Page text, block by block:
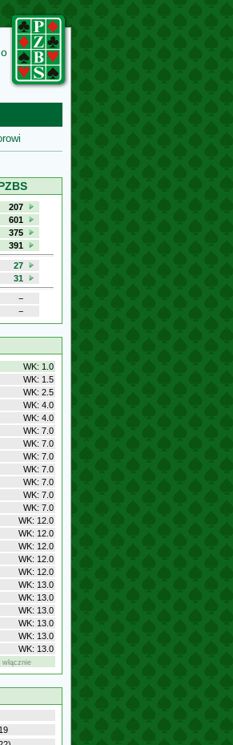
207
601
375
391
27
31
−
−
WK: 1.0
WK: 1.5
WK: 2.5
WK: 4.0
WK: 4.0
WK: 7.0
WK: 7.0
WK: 7.0
WK: 7.0
WK: 7.0
WK: 7.0
WK: 7.0
WK: 12.0
WK: 12.0
WK: 12.0
WK: 12.0
WK: 12.0
WK: 13.0
WK: 13.0
WK: 13.0
WK: 13.0
WK: 13.0
WK: 13.0